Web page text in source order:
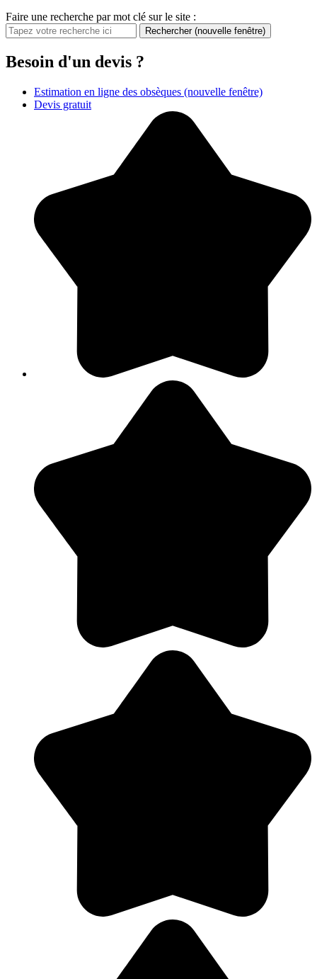
Faire une recherche par mot clé sur le site :
Rechercher (nouvelle fenêtre)
Besoin d'un devis ?
Estimation en ligne des obsèques (nouvelle fenêtre)
Devis gratuit